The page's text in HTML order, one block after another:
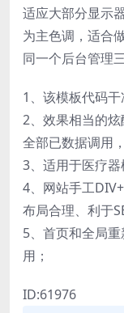
适应大部分显示
为主色调，适合
同一个后台管理
1、该模板代码干
2、效果相当的
全部已数据调用
3、适用于医疗器
4、网站手工
布局合理、利于
5、首页和全局
用；
ID:61976